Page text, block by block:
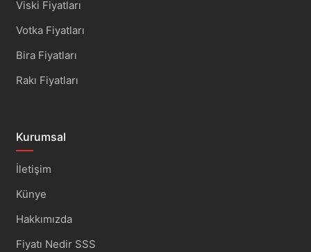
Viski Fiyatları
Votka Fiyatları
Bira Fiyatları
Rakı Fiyatları
Kurumsal
İletişim
Künye
Hakkımızda
Fiyatı Nedir SSS